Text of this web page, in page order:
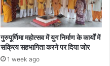
गुरुपूर्णिमा महोत्सव में युग निर्माण के कार्यों में
सक्रिय सहभागिता करने पर दिया जोर
1 week ago